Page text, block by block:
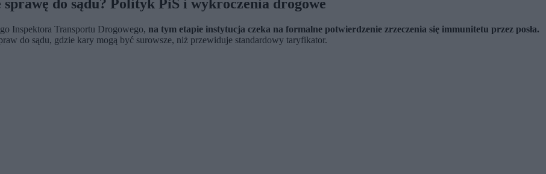
do sądu? Polityk PiS i wykroczenia drogowe
Inspektora Transportu Drogowego, na tym etapie instytucja czeka na formalne potwierdzenie zrzeczenia się immunitetu przez posła.
do sądu, gdzie kary mogą być surowsze, niż przewiduje standardowy taryfikator.